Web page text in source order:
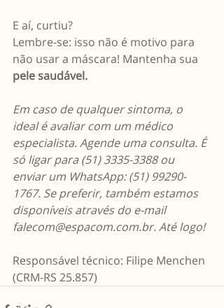
E aí, curtiu?
Lembre-se: isso não é motivo para
não usar a máscara! Mantenha sua
pele saudável.
Em caso de qualquer sintoma, o
ideal é avaliar com um médico
especialista. Agende uma consulta. É
só ligar para (51) 3335-3388 ou
enviar um WhatsApp: (51) 99290-
1767. Se preferir, também estamos
disponíveis através do e-mail
falecom@espacom.com.br. Até logo!
Responsável técnico: Filipe Menchen
(CRM-RS 25.857)